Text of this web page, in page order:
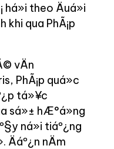
theo Äuá»i
khi qua PhÃ¡p
vÄn
PhÃ¡p quá»c
tá»¥c
sá»± hÆ°á»ng
ná»i tiáº¿ng
nÄm